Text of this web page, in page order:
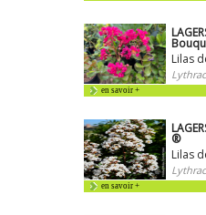
Lilas
en savoir +
®
Lilas
en savoir +